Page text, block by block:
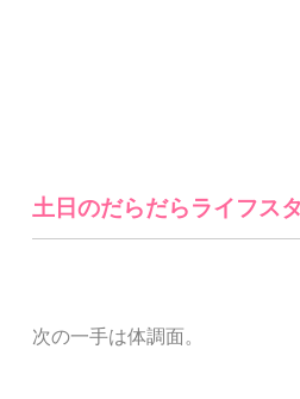
土日のだらだらライフス
次の一手は体調面。